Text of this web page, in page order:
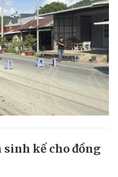
sinh kế cho đồng